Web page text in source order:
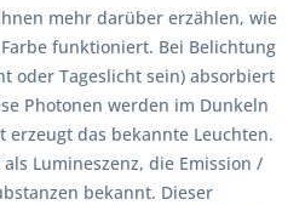
mehr darüber erzählen, wie
funktioniert. Bei Belichtung
oder Tageslicht sein) absorbiert
Photonen werden im Dunkeln
das bekannte Leuchten.
Lumineszenz, die Emission /
bekannt. Dieser